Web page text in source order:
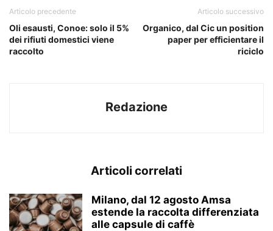
Articolo precedente
Oli esausti, Conoe: solo il 5%
dei rifiuti domestici viene
raccolto
Articolo successivo
Organico, dal Cic un position
paper per efficientare il
riciclo
Redazione
Articoli correlati
Milano, dal 12 agosto Amsa
estende la raccolta differenziata
alle capsule di caffè